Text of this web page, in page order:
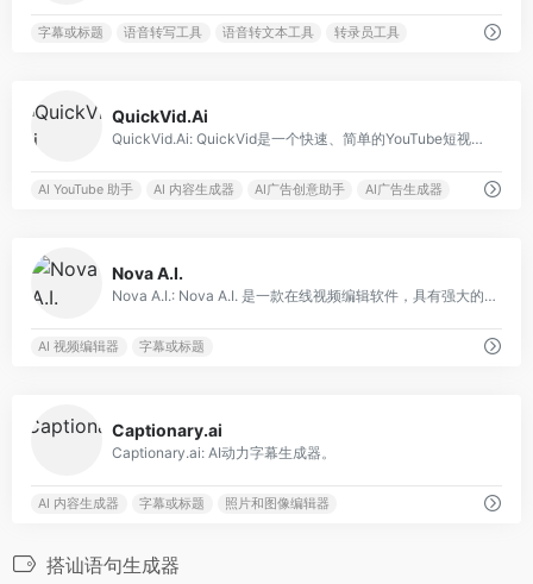
字幕或标题 语音转写工具 语音转文本工具 转录员工具
QuickVid.Ai
QuickVid.Ai: QuickVid是一个快速、简单的YouTube短视频生成人工智能平台。
AI YouTube 助手 AI 内容生成器 AI广告创意助手 AI广告生成器
Nova A.I.
Nova A.I.: Nova A.I. 是一款在线视频编辑软件，具有强大的编辑工具，可以添加特效和生成字幕。
AI 视频编辑器 字幕或标题
Captionary.ai
Captionary.ai: AI动力字幕生成器。
AI 内容生成器 字幕或标题 照片和图像编辑器
搭讪语句生成器